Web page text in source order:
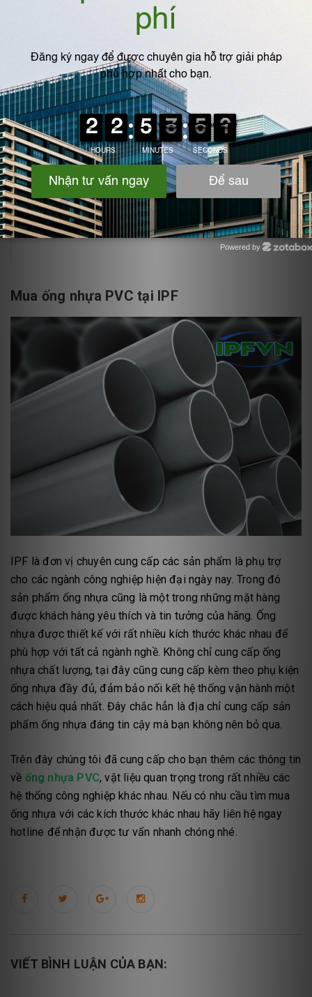
Do đó, trước khi sử dụng ống nhựa PVC, người dùng nên
tìm hiểu kỹ về thông số kỹ thuật của sản phẩm cũng như
hạn chế đưa chúng vào các ứng dụng trong môi trường có
nhiệt độ cao quá mức chịu đựng của vật liệu.
Xem thêm:So sánh ống nhựa PVC và HDPE,
loại nào tốt hơn
Mua ống nhựa PVC tại IPF
IPF là đơn vị chuyên cung cấp các sản phẩm là phụ trợ
cho các ngành công nghiệp hiện đại ngày nay. Trong đó
sản phẩm ống nhựa cũng là một trong những mặt hàng
được khách hàng yêu thích và tin tưởng của hãng. Ống
nhựa được thiết kế với rất nhiều kích thước khác nhau để
phù hợp với tất cả ngành nghề. Không chỉ cung cấp ống
nhựa chất lượng, tại đây cũng cung cấp kèm theo phụ kiện
ống nhựa đầy đủ, đảm bảo nối kết hệ thống vận hành một
cách hiệu quả nhất. Đây chắc hẳn là địa chỉ cung cấp sản
phẩm ống nhựa đáng tin cậy mà bạn không nên bỏ qua.
Trên đây chúng tôi đã cung cấp cho bạn thêm các thông tin
về ống nhựa PVC, vật liệu quan trọng trong rất nhiều các
hệ thống công nghiệp khác nhau. Nếu có nhu cầu tìm mua
ống nhựa với các kích thước khác nhau hãy liên hệ ngay
hotline để nhận được tư vấn nhanh chóng nhé.
VIẾT BÌNH LUẬN CỦA BẠN:
Powered by